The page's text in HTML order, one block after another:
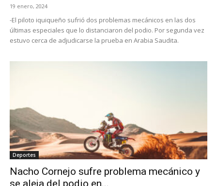
19 enero, 2024
-El piloto iquiqueño sufrió dos problemas mecánicos en las dos
últimas especiales que lo distanciaron del podio. Por segunda vez
estuvo cerca de adjudicarse la prueba en Arabia Saudita.
Deportes
Nacho Cornejo sufre problema mecánico y
se aleja del podio en...